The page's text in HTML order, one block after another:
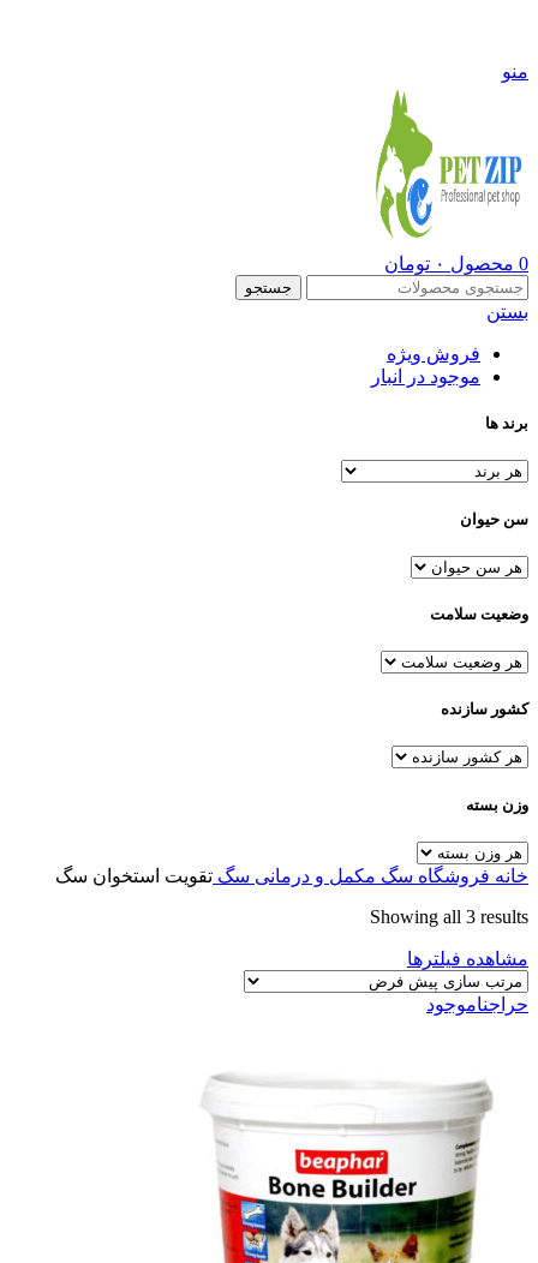
منو
0 محصول ۰ تومان
جستجو
بستن
فروش ویژه
موجود در انبار
برند ها
سن حیوان
وضعیت سلامت
کشور سازنده
وزن بسته
خانه فروشگاه سگ مکمل و درمانی سگ تقویت استخوان سگ
Showing all 3 results
مشاهده فیلترها
حراجناموجود